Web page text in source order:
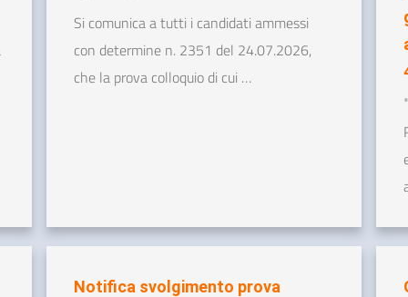
Si comunica a tutti i candidati ammessi
con determine n. 2351 del 24.07.2026,
che la prova colloquio di cui …
•
Notifica svolgimento prova